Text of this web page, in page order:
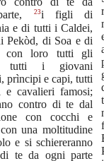
23i figli di
e di tutti i Caldei,
Pekòd, di Soa e di
con loro tutti gli
tutti i giovani
prìncipi e capi, tutti
e cavalieri famosi;
contro di te dal
con cocchi e
una moltitudine
e si schiereranno
te da ogni parte